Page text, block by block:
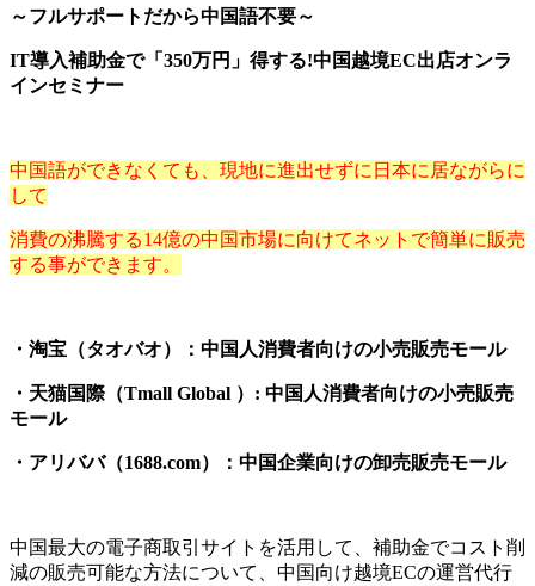
～フルサポートだから中国語不要～
IT導入補助金で「350万円」得する!中国越境EC出店オンラ
インセミナー
中国語ができなくても、現地に進出せずに日本に居ながらに
して
消費の沸騰する14億の中国市場に向けてネットで簡単に販売
する事ができます。
・淘宝（タオバオ）：中国人消費者向けの小売販売モール
・天猫国際（Tmall Global ）: 中国人消費者向けの小売販売
モール
・アリババ（1688.com）：中国企業向けの卸売販売モール
中国最大の電子商取引サイトを活用して、補助金でコスト削
減の販売可能な方法について、中国向け越境ECの運営代行